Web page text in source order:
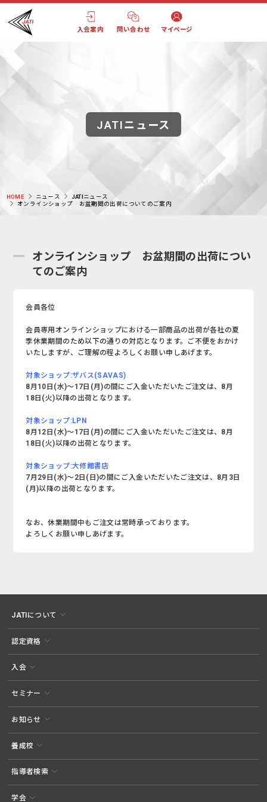
入会案内 問い合わせ マイページ
JATIニュース
HOME ニュース
JATIニュース
オンラインショップ お盆期間の出荷についてのご案内
オンラインショップ お盆期間の出荷につい
てのご案内
会員各位
会員専用オンラインショップにおける一部商品の出荷が各社の夏
季休業期間のため以下の通りの対応となります。ご不便をおかけ
いたしますが、ご理解の程よろしくお願い申しあげます。
対象ショップ:ザバス(SAVAS)
8月10日(水)～17日(月)の間にご入金いただいたご注文は、8月
18日(火)以降の出荷となります。
対象ショップ:LPN
8月12日(水)～17日(月)の間にご入金いただいたご注文は、8月
18日(火)以降の出荷となります。
対象ショップ:大修館書店
7月29日(水)～2日(日)の間にご入金いただいたご注文は、8月3日
(月)以降の出荷となります。
なお、休業期間中もご注文は常時承っております。
よろしくお願い申しあげます。
JATIについて
認定資格
入会
セミナー
お知らせ
養成校
指導者検索
学会